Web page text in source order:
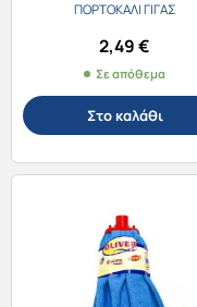
ΠΟΡΤΟΚΑΛΙ ΓΙΓΑΣ
2,49€
Σε απόθεμα
Στο καλάθι